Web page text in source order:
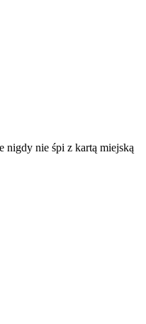
nigdy nie śpi z kartą miejską